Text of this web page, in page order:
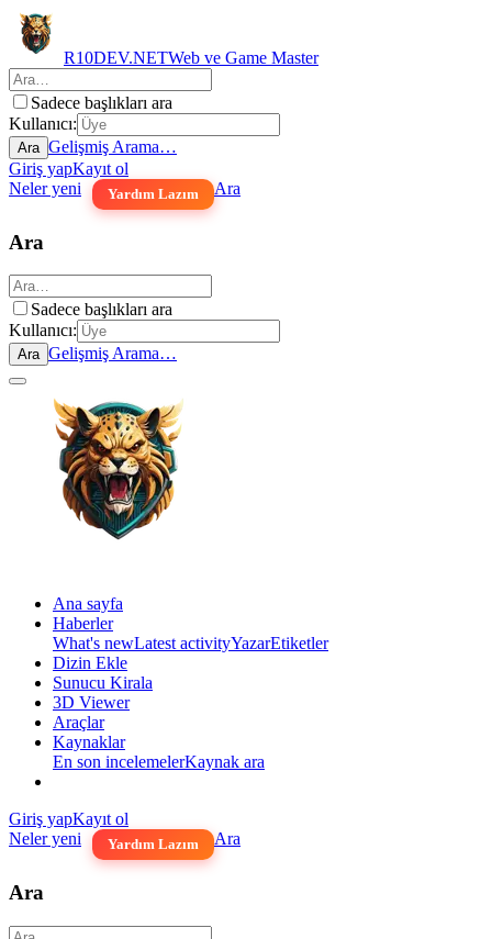
R10DEV.NETWeb ve Game Master
Sadece başlıkları ara
Kullanıcı:
Ara Gelişmiş Arama…
Giriş yapKayıt ol
Neler yeni
Yardım Lazım Ara
Ara
Sadece başlıkları ara
Kullanıcı:
Ara Gelişmiş Arama…
Ana sayfa
Haberler
What's newLatest activityYazarEtiketler
Dizin Ekle
Sunucu Kirala
3D Viewer
Araçlar
Kaynaklar
En son incelemelerKaynak ara
Giriş yapKayıt ol
Neler yeni
Yardım Lazım Ara
Ara